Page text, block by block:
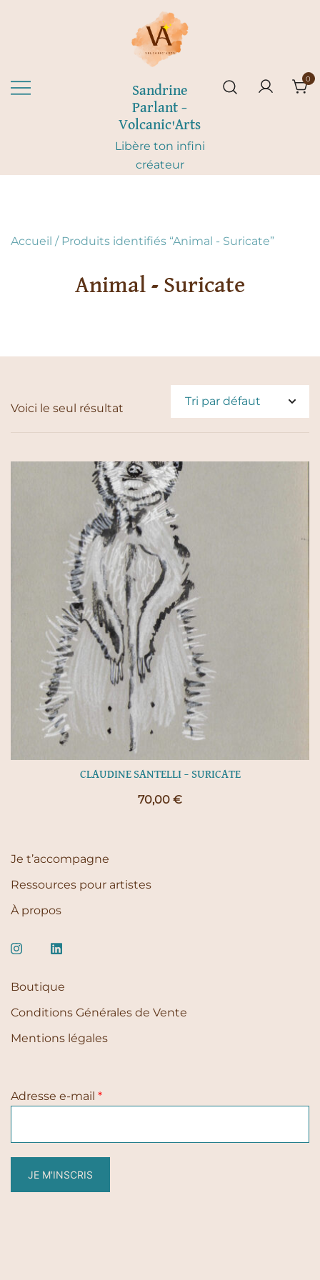
Sandrine
Parlant –
Volcanic'Arts
Libère ton infini
créateur
0
Accueil / Produits identifiés “Animal - Suricate”
Animal - Suricate
Voici le seul résultat
CLAUDINE SANTELLI – SURICATE
70,00 €
Je t’accompagne
Ressources pour artistes
À propos
Boutique
Conditions Générales de Vente
Mentions légales
Adresse e-mail *
JE M'INSCRIS